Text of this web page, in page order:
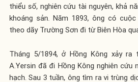
thiểu số, nghiên cứu tài nguyên, khả
khoáng sản. Năm 1893, ông có
theo dãy Trường Sơn đi từ Biên Hòa
Tháng 5/1894, ở Hồng Kông xảy ra
A.Yersin đã đi Hồng Kông nghiên cứu
hạch. Sau 3 tuần, ông tìm ra vi trùng